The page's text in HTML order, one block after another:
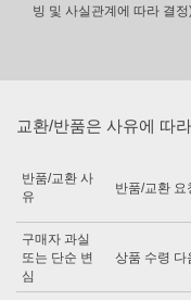
빙 및 사실관계에 따라 결정
교환/반품은 사유에 따
반품/교환 사
유
반품/교환 요
구매자 과실
또는 단순 변
심
상품 수령 다